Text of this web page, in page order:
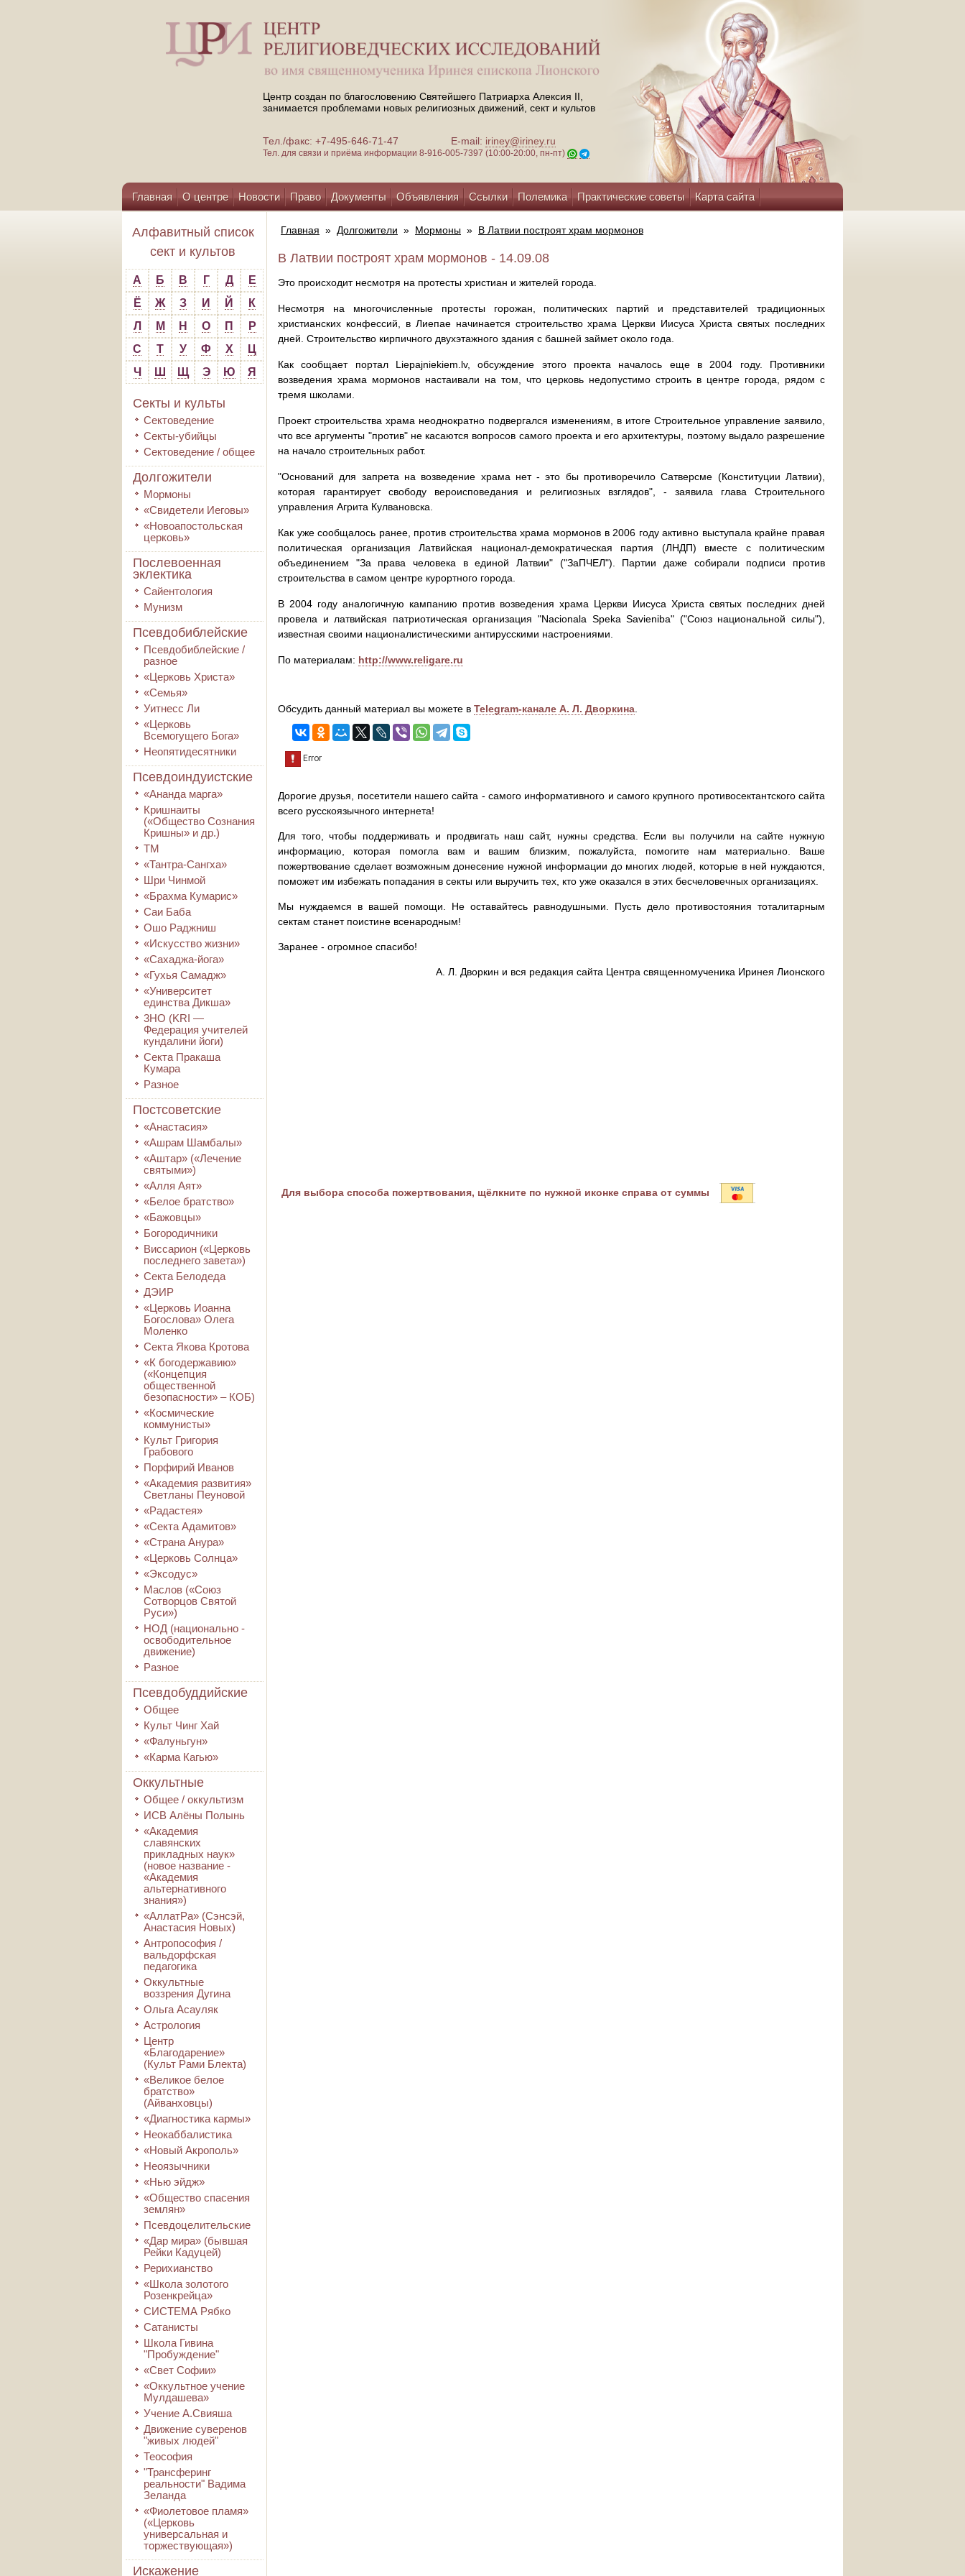
Центр создан по благословению Святейшего Патриарха Алексия II,
занимается проблемами новых религиозных движений, сект и культов
Тел./факс: +7-495-646-71-47 E-mail: iriney@iriney.ru
Тел. для связи и приёма информации 8-916-005-7397 (10:00-20:00, пн-пт)
Главная О центре Новости Право Документы Объявления Ссылки Полемика Практические советы Карта сайта
Помощь центру
Алфавитный список
сект и культов
А Б В Г Д
Е
Ё
Ж З И Й
К
Л
М Н О П
Р
С
Т У Ф Х
Ц
Ч
Ш Щ Э Ю Я
Секты и культы
Сектоведение
Секты-убийцы
Сектоведение / общее
Долгожители
Мормоны
«Свидетели Иеговы»
«Новоапостольская
церковь»
Послевоенная
эклектика
Сайентология
Мунизм
Псевдобиблейские
Псевдобиблейские /
разное
«Церковь Христа»
«Семья»
Уитнесс Ли
«Церковь
Всемогущего Бога»
Неопятидесятники
Псевдоиндуистские
«Ананда марга»
Кришнаиты
(«Общество Сознания
Кришны» и др.)
ТМ
«Тантра-Сангха»
Шри Чинмой
«Брахма Кумарис»
Саи Баба
Ошо Раджниш
«Искусство жизни»
«Сахаджа-йога»
«Гухья Самадж»
«Университет
единства Дикша»
3HO (KRI ―
Федерация учителей
кундалини йоги)
Секта Пракаша
Кумара
Разное
Постсоветские
«Анастасия»
«Ашрам Шамбалы»
«Аштар» («Лечение
святыми»)
«Алля Аят»
«Белое братство»
«Бажовцы»
Богородичники
Виссарион («Церковь
последнего завета»)
Секта Белодеда
ДЭИР
«Церковь Иоанна
Богослова» Олега
Моленко
Секта Якова Кротова
«К богодержавию»
(«Концепция
общественной
безопасности» – КОБ)
«Космические
коммунисты»
Культ Григория
Грабового
Порфирий Иванов
«Академия развития»
Светланы Пеуновой
«Радастея»
«Секта Адамитов»
«Страна Анура»
«Церковь Солнца»
«Эксодус»
Маслов («Союз
Сотворцов Святой
Руси»)
НОД (национально -
освободительное
движение)
Разное
Псевдобуддийские
Общее
Культ Чинг Хай
«Фалуньгун»
«Карма Кагью»
Оккультные
Общее / оккультизм
ИСВ Алёны Полынь
«Академия
славянских
прикладных наук»
(новое название -
«Академия
альтернативного
знания»)
«АллатРа» (Сэнсэй,
Анастасия Новых)
Антропософия /
вальдорфская
педагогика
Оккультные
воззрения Дугина
Ольга Асауляк
Астрология
Центр
«Благодарение»
(Культ Рами Блекта)
«Великое белое
братство»
(Айванховцы)
«Диагностика кармы»
Неокаббалистика
«Новый Акрополь»
Неоязычники
«Нью эйдж»
«Общество спасения
землян»
Псевдоцелительские
«Дар мира» (бывшая
Рейки Кадуцей)
Рерихианство
«Школа золотого
Розенкрейца»
СИСТЕМА Рябко
Сатанисты
Школа Гивина
"Пробуждение"
«Свет Софии»
«Оккультное учение
Мулдашева»
Учение А.Свияша
Движение суверенов
"живых людей"
Теософия
"Трансферинг
реальности" Вадима
Зеланда
«Фиолетовое пламя»
(«Церковь
универсальная и
торжествующая»)
Искажение
Главная » Долгожители » Мормоны » В Латвии построят храм мормонов
В Латвии построят храм мормонов - 14.09.08
Это происходит несмотря на протесты христиан и жителей города.
Несмотря на многочисленные протесты горожан, политических партий и представителей традиционных
христианских конфессий, в Лиепае начинается строительство храма Церкви Иисуса Христа святых последних
дней. Строительство кирпичного двухэтажного здания с башней займет около года.
Как сообщает портал Liepajniekiem.lv, обсуждение этого проекта началось еще в 2004 году. Противники
возведения храма мормонов настаивали на том, что церковь недопустимо строить в центре города, рядом с
тремя школами.
Проект строительства храма неоднократно подвергался изменениям, в итоге Строительное управление заявило,
что все аргументы "против" не касаются вопросов самого проекта и его архитектуры, поэтому выдало разрешение
на начало строительных работ.
"Оснований для запрета на возведение храма нет - это бы противоречило Сатверсме (Конституции Латвии),
которая гарантирует свободу вероисповедания и религиозных взглядов", - заявила глава Строительного
управления Агрита Кулвановска.
Как уже сообщалось ранее, против строительства храма мормонов в 2006 году активно выступала крайне правая
политическая организация Латвийская национал-демократическая партия (ЛНДП) вместе с политическим
объединением "За права человека в единой Латвии" ("ЗаПЧЕЛ"). Партии даже собирали подписи против
строительства в самом центре курортного города.
В 2004 году аналогичную кампанию против возведения храма Церкви Иисуса Христа святых последних дней
провела и латвийская патриотическая организация "Nacionala Speka Savieniba" ("Союз национальной силы"),
известная своими националистическими антирусскими настроениями.
По материалам: http://www.religare.ru
Обсудить данный материал вы можете в Telegram-канале А. Л. Дворкина
Дорогие друзья, посетители нашего сайта - самого информативного и самого крупного противосектантского сайта
всего русскоязычного интернета!
Для того, чтобы поддерживать и продвигать наш сайт, нужны средства. Если вы получили на сайте нужную
информацию, которая помогла вам и вашим близким, пожалуйста, помогите нам материально. Ваше
пожертвование сделает возможным донесение нужной информации до многих людей, которые в ней нуждаются,
поможет им избежать попадания в секты или выручить тех, кто уже оказался в этих бесчеловечных организациях.
Мы нуждаемся в вашей помощи. Не оставайтесь равнодушными. Пусть дело противостояния тоталитарным
сектам станет поистине всенародным!
Заранее - огромное спасибо!
А. Л. Дворкин и вся редакция сайта Центра священномученика Иринея Лионского
Для выбора способа пожертвования, щёлкните по нужной иконке справа от суммы